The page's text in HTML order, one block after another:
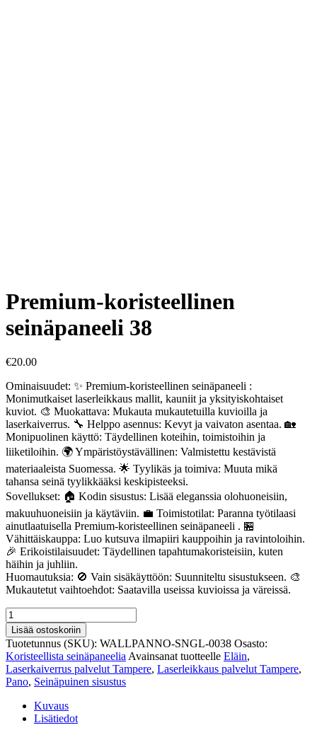
Premium-koristeellinen
seinäpaneeli 38
€20.00
Ominaisuudet: ✨ Premium-koristeellinen seinäpaneeli :
Monimutkaiset laserleikkaus mallit, kauniit ja yksityiskohtaiset
kuviot. 🎨 Muokattava: Mukauta mukautetuilla kuvioilla ja
laserkaiverrus. 🔧 Helppo asennus: Kevyt ja vaivaton asentaa. 🏡
Monipuolinen käyttö: Täydellinen koteihin, toimistoihin ja
liiketiloihin. 🌍 Ympäristöystävällinen: Valmistettu kestävistä
materiaaleista Suomessa. 🌟 Tyylikäs ja toimiva: Muuta mikä
tahansa seinä tyylikkääksi keskipisteeksi.
Sovellukset: 🏠 Kodin sisustus: Lisää eleganssia olohuoneisiin,
makuuhuoneisiin ja käytäviin. 💼 Toimistotilat: Paranna työtilaasi
ainutlaatuisella Premium-koristeellinen seinäpaneeli . 🏪
Vähittäiskauppa: Luo kutsuva ilmapiiri kauppoihin ja ravintoloihin.
🎉 Erikoistilaisuudet: Täydellinen tapahtumakoristeisiin, kuten
häihin ja juhliin.
Huomautuksia: 🚫 Vain sisäkäyttöön: Suunniteltu sisustukseen. 🎨
Mukautetut vaihtoehdot: Saatavilla useissa kuvioissa ja väreissä.
Premium-
koristeellinen
seinäpaneeli
38
määrä
Lisää ostoskoriin
Tuotetunnus (SKU): WALLPANNO-SNGL-0038 Osasto:
Koristeellista seinäpaneelia Avainsanat tuotteelle Eläin,
Laserkaiverrus palvelut Tampere, Laserleikkaus palvelut Tampere,
Pano, Seinäpuinen sisustus
Kuvaus
Lisätiedot